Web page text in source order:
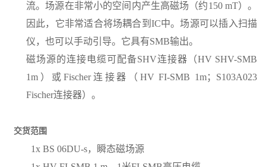
流。场源在非常小的空间内产生高磁场（约150 mT）。
因此，它非常适合将场耦合到IC中。场源可以插入扫描
仪，也可以手动引导。它具有SMB输出。
磁场源的连接电缆可配备SHV连接器（HV SHV-SMB
1m）或Fischer连接器（HV FI-SMB 1m；S103A023
Fischer连接器）。
交货范围
1x BS 06DU-s，瞬态磁场源